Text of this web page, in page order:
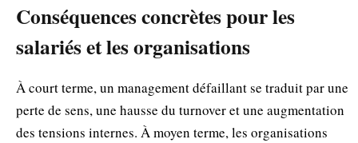
Conséquences concrètes pour les
salariés et les organisations
À court terme, un management défaillant se traduit par une
perte de sens, une hausse du turnover et une augmentation
des tensions internes. À moyen terme, les organisations